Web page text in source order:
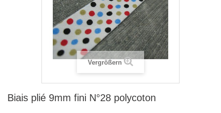
Vergrößern
Biais plié 9mm fini N°28 polycoton